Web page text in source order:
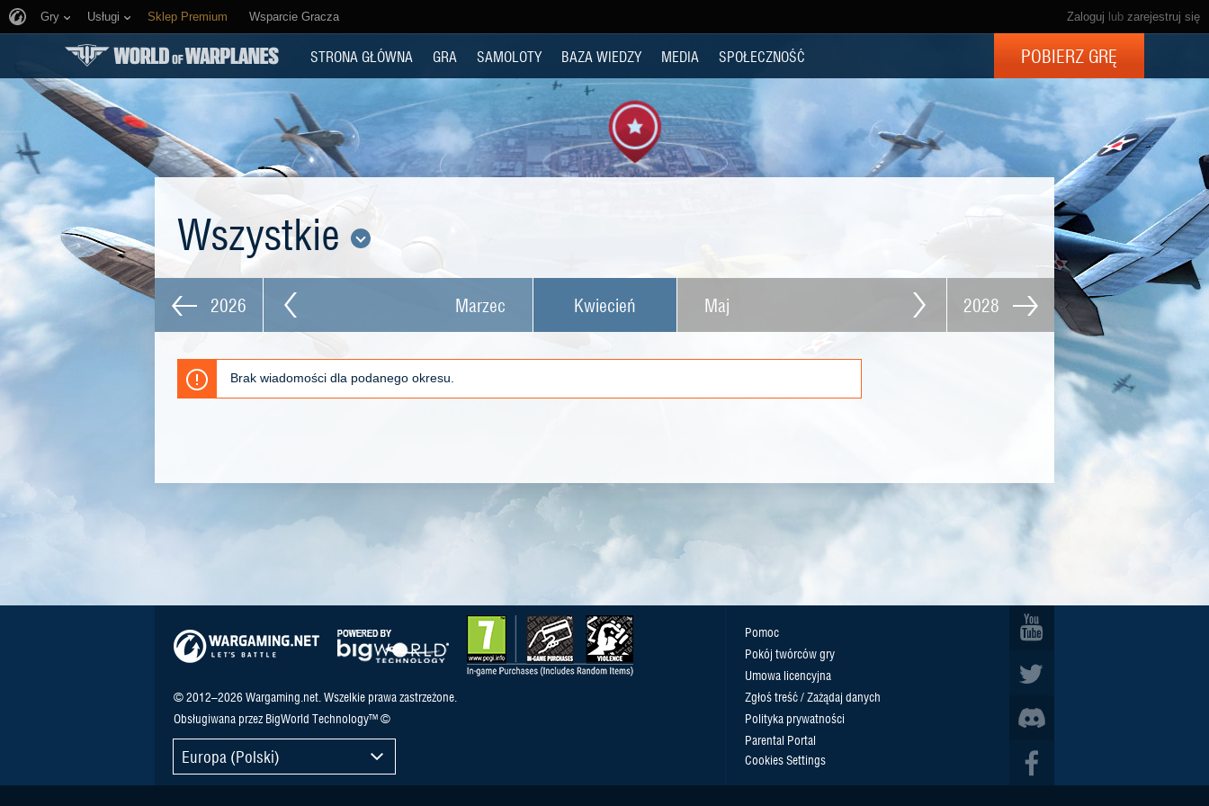
Zaloguj lub zarejestruj się
Gry Usługi Sklep Premium Wsparcie Gracza
STRONA GŁÓWNA GRA SAMOLOTY BAZA WIEDZY MEDIA SPOŁECZNOŚĆ POBIERZ GRĘ
Wszystkie
2026 Marzec Kwiecień Maj 2028
Brak wiadomości dla podanego okresu.
© 2012–2026 Wargaming.net. Wszelkie prawa zastrzeżone.
Obsługiwana przez BigWorld Technology™ ©
Europa (Polski)
Pomoc
Pokój twórców gry
Umowa licencyjna
Zgłoś treść / Zażądaj danych
Polityka prywatności
Parental Portal
Cookies Settings